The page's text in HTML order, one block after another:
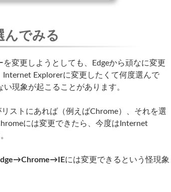
んでみる
変更しようとしても、Edgeから頑なに変更
Explorerに変更したくて何度選んで
現象が起こることがあります。
ストにあれば（例えばChrome）、それを選
には変更できたら、今度はInternet
には変更できるという怪現象